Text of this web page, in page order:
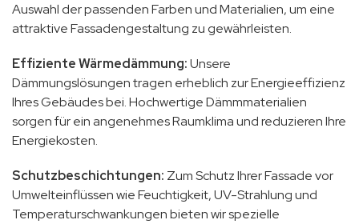
Auswahl der passenden Farben und Materialien, um eine
attraktive Fassadengestaltung zu gewährleisten.
Effiziente Wärmedämmung:Unsere
Dämmungslösungen tragen erheblich zur Energieeffizienz
Ihres Gebäudes bei. Hochwertige Dämmmaterialien
sorgen für ein angenehmes Raumklima und reduzieren Ihre
Energiekosten.
Schutzbeschichtungen: Zum Schutz Ihrer Fassade vor
Umwelteinflüssen wie Feuchtigkeit, UV-Strahlung und
Temperaturschwankungen bieten wir spezielle